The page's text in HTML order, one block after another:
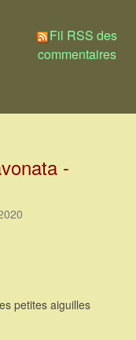
Fil RSS des
commentaires
-